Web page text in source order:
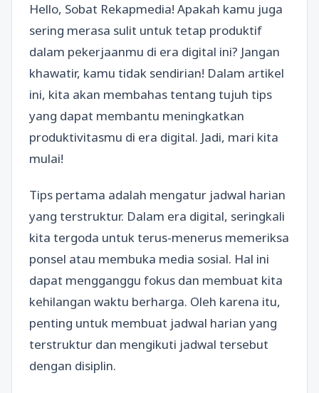
Hello, Sobat Rekapmedia! Apakah kamu juga
sering merasa sulit untuk tetap produktif
dalam pekerjaanmu di era digital ini? Jangan
khawatir, kamu tidak sendirian! Dalam artikel
ini, kita akan membahas tentang tujuh tips
yang dapat membantu meningkatkan
produktivitasmu di era digital. Jadi, mari kita
mulai!
Tips pertama adalah mengatur jadwal harian
yang terstruktur. Dalam era digital, seringkali
kita tergoda untuk terus-menerus memeriksa
ponsel atau membuka media sosial. Hal ini
dapat mengganggu fokus dan membuat kita
kehilangan waktu berharga. Oleh karena itu,
penting untuk membuat jadwal harian yang
terstruktur dan mengikuti jadwal tersebut
dengan disiplin.